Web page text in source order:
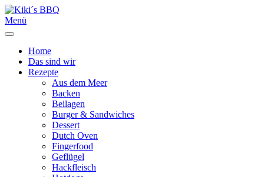
Menü
Home
Das sind wir
Rezepte
Aus dem Meer
Backen
Beilagen
Burger & Sandwiches
Dessert
Dutch Oven
Fingerfood
Geflügel
Hackfleisch